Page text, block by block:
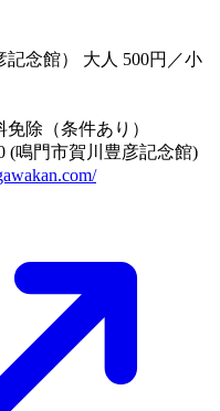
念館） 大人 500円／小
除（条件あり）
(鳴門市賀川豊彦記念館)